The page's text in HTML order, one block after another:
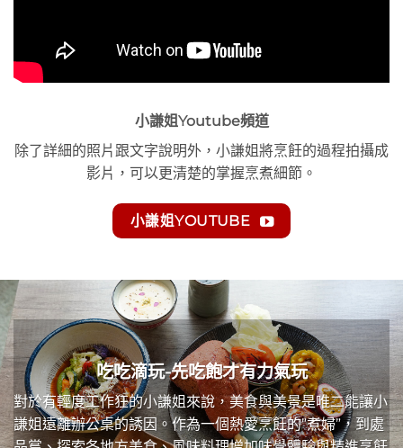
小謙姐Youtube頻道
除了詳細的照片跟文字說明外，小謙姐將烹飪的過程拍攝成
影片，可以更清楚的掌握烹煮細節。
小謙姐YOUTUBE
吃吃滴玩-先吃飽才有力氣玩
對於有輕度工作狂的小謙姐來說，美食與美景是唯二能讓小
謙姐遠離辦公桌的誘因。作為一個熱愛烹飪的”煮婦”，到處